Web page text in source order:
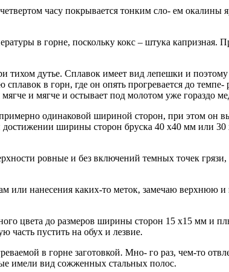
часу покрывается тонким сло- ем окалины
в горне, поскольку кокс – штука
тихом дутье. Сплавок имеет вид лепешки и
в горн, где он опять прогревается до темпе-
и мягче и остывает под молотом уже гораздо
одинаковой шириной сторон, при этом он
ширины сторон бруска 40 х40 мм или
ровные и без включений темных точек
или нанесения каких-то меток, замечаю верхнюю
цвета до размеров ширины сторон 15 х15 мм и
часть пустить на обух и лезвие.
в горне заготовкой. Мно- го раз, чем-то
имели вид сожженных стальных полос.